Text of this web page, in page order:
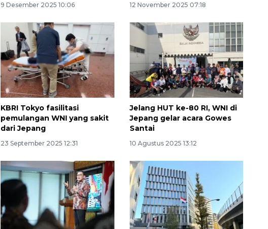
9 Desember 2025 10:06 12 November 2025 07:18
KBRI Tokyo fasilitasi
pemulangan WNI yang sakit
dari Jepang
23 September 2025 12:31
Jelang HUT ke-80 RI, WNI di
Jepang gelar acara Gowes
Santai
10 Agustus 2025 13:12